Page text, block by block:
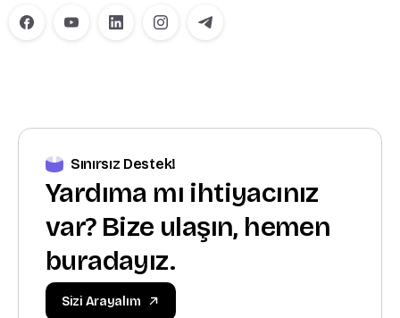
Sınırsız Destek!
Yardıma mı ihtiyacınız
var? Bize ulaşın, hemen
buradayız.
Sizi Arayalım